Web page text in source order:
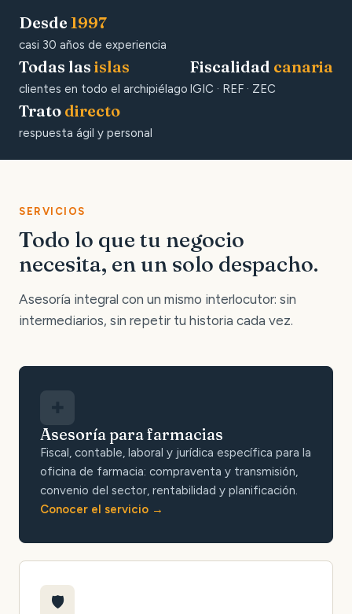
Desde 1997
casi 30 años de experiencia
Todas las islas
clientes en todo el archipiélago
Fiscalidad canaria
IGIC · REF · ZEC
Trato directo
respuesta ágil y personal
SERVICIOS
Todo lo que tu negocio
necesita, en un solo despacho.
Asesoría integral con un mismo interlocutor: sin
intermediarios, sin repetir tu historia cada vez.
Asesoría para farmacias
Fiscal, contable, laboral y jurídica específica para la
oficina de farmacia: compraventa y transmisión,
convenio del sector, rentabilidad y planificación.
Conocer el servicio
🛡️